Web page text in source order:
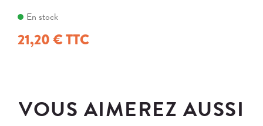
En stock
21,20 € TTC
VOUS AIMEREZ AUSSI